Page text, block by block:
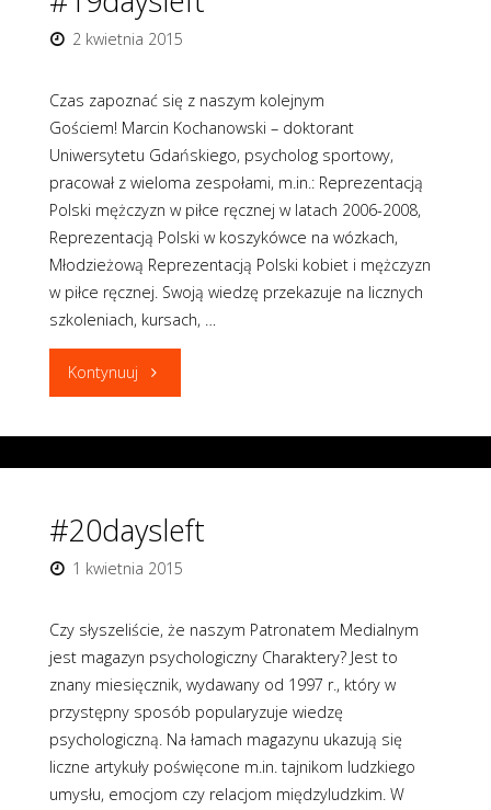
2 kwietnia 2015
Czas zapoznać się z naszym kolejnym
Gościem! Marcin Kochanowski – doktorant
Uniwersytetu Gdańskiego, psycholog sportowy,
pracował z wieloma zespołami, m.in.: Reprezentacją
Polski mężczyzn w piłce ręcznej w latach 2006-2008,
Reprezentacją Polski w koszykówce na wózkach,
Młodzieżową Reprezentacją Polski kobiet i mężczyzn
w piłce ręcznej. Swoją wiedzę przekazuje na licznych
szkoleniach, kursach, …
Kontynuuj "#19daysleft"
#20daysleft
1 kwietnia 2015
Czy słyszeliście, że naszym Patronatem Medialnym
jest magazyn psychologiczny Charaktery? Jest to
znany miesięcznik, wydawany od 1997 r., który w
przystępny sposób popularyzuje wiedzę
psychologiczną. Na łamach magazynu ukazują się
liczne artykuły poświęcone m.in. tajnikom ludzkiego
umysłu, emocjom czy relacjom międzyludzkim. W